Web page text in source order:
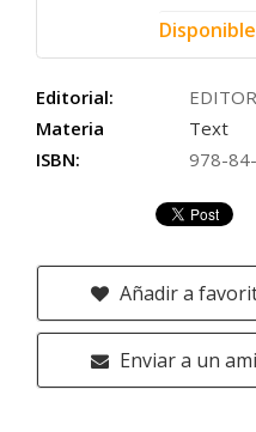
Editorial:
Materia
Text
ISBN:
978-
Añadir a
Enviar a un